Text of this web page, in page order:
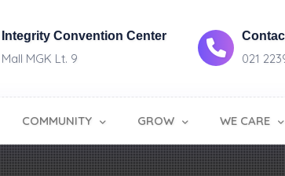
Integrity Convention Center
Mall MGK Lt. 9 021
COMMUNITY GROW WE CARE